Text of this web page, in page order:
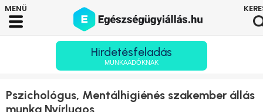
Hirdetésfeladás
MUNKAADÓKNAK
Pszichológus, Mentálhigiénés szakember állás
munka Nyírlugos